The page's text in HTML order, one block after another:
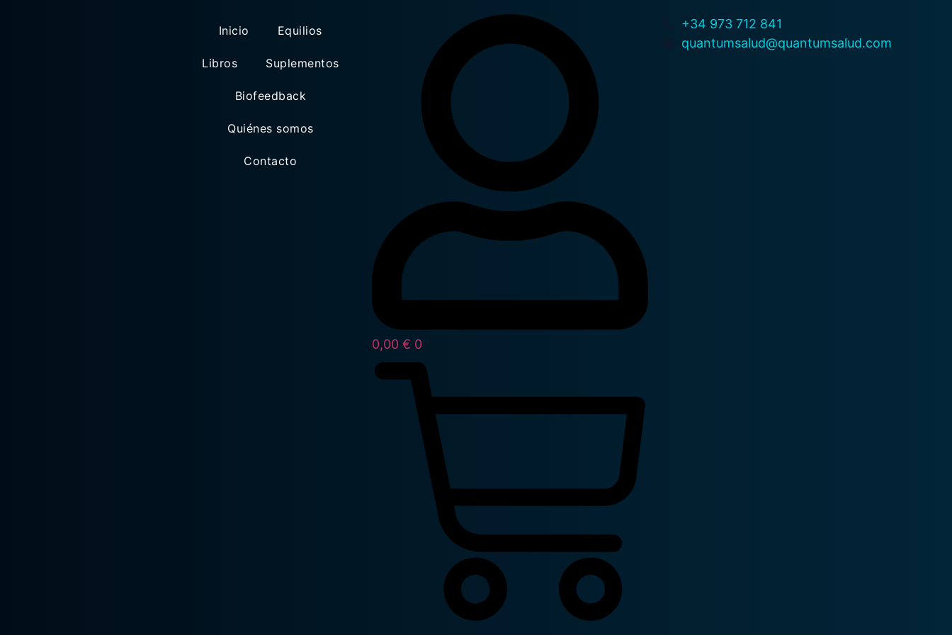
Inicio Equilios
Libros Suplementos
Biofeedback
Quiénes somos
Contacto
0,00€ 0
+34 973 712 841
quantumsalud@quantumsalud.com